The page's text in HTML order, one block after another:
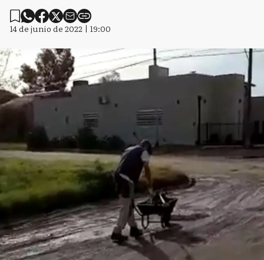
14 de junio de 2022 | 19:00